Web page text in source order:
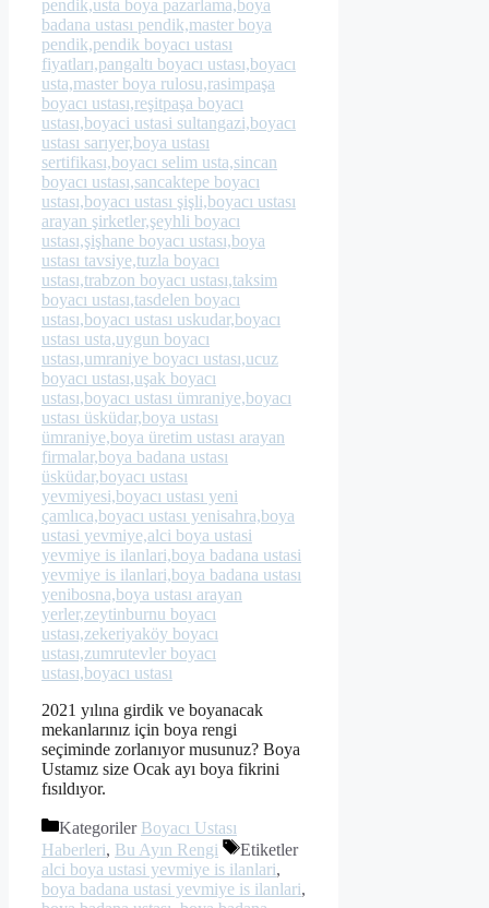
2021 yılına girdik ve boyanacak
mekanlarınız için boya rengi
seçiminde zorlanıyor musunuz? Boya
Ustamız size Ocak ayı boya fikrini
fısıldıyor.
Kategoriler Boyacı Ustası
Haberleri, Bu Ayın Rengi
Etiketler
alci boya ustasi yevmiye is ilanlari,
boya badana ustasi yevmiye is ilanlari,